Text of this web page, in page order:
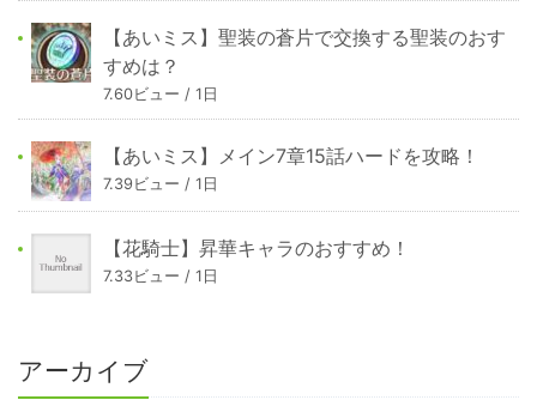
【あいミス】聖装の蒼片で交換する聖装のおす
すめは？
7.60ビュー / 1日
【あいミス】メイン7章15話ハードを攻略！
7.39ビュー / 1日
【花騎士】昇華キャラのおすすめ！
7.33ビュー / 1日
アーカイブ